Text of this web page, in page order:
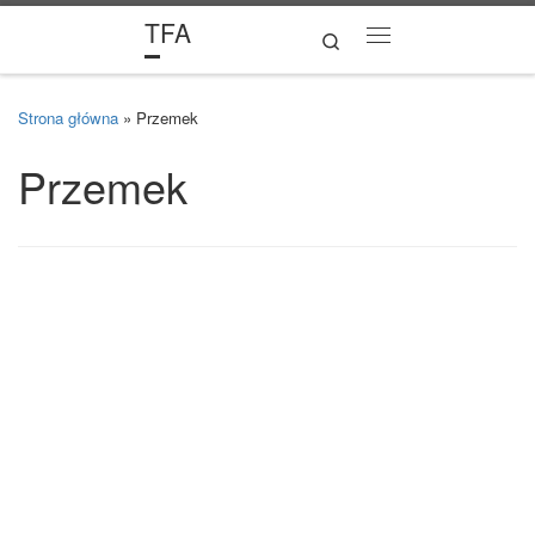
TFA Search
Strona główna » Przemek
Przemek